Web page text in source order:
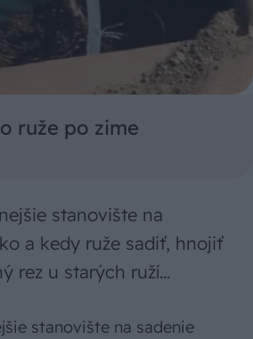
ruže po zime
stanovište na
a kedy ruže sadiť, hnojiť
rez u starých ruží…
stanovište na sadenie